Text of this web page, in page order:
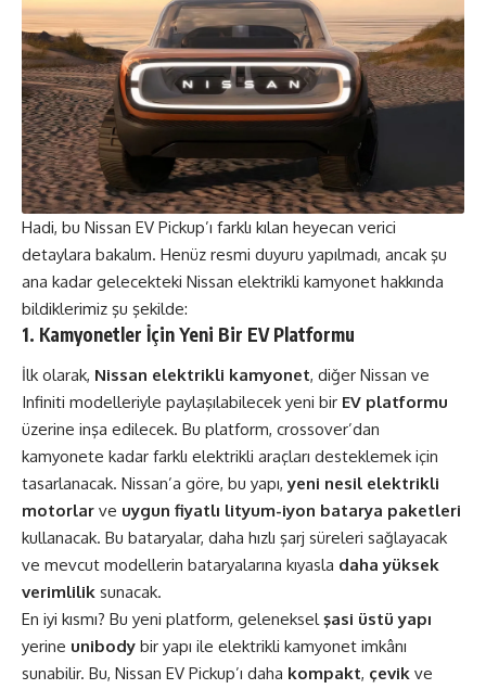
Hadi, bu Nissan EV Pickup’ı farklı kılan heyecan verici
detaylara bakalım. Henüz resmi duyuru yapılmadı, ancak şu
ana kadar gelecekteki Nissan elektrikli kamyonet hakkında
bildiklerimiz şu şekilde:
1. Kamyonetler İçin Yeni Bir EV Platformu
İlk olarak, Nissan elektrikli kamyonet, diğer Nissan ve
Infiniti modelleriyle paylaşılabilecek yeni bir EV platformu
üzerine inşa edilecek. Bu platform, crossover’dan
kamyonete kadar farklı elektrikli araçları desteklemek için
tasarlanacak. Nissan’a göre, bu yapı,yeni nesil elektrikli
motorlar ve uygun fiyatlı lityum-iyon batarya paketleri
kullanacak. Bu bataryalar, daha hızlı şarj süreleri sağlayacak
ve mevcut modellerin bataryalarına kıyasla daha yüksek
verimlilik sunacak.
En iyi kısmı? Bu yeni platform, gelenekselşasi üstü yapı
yerine unibody bir yapı ile elektrikli kamyonet imkânı
sunabilir. Bu, Nissan EV Pickup’ı daha kompakt, çevik ve